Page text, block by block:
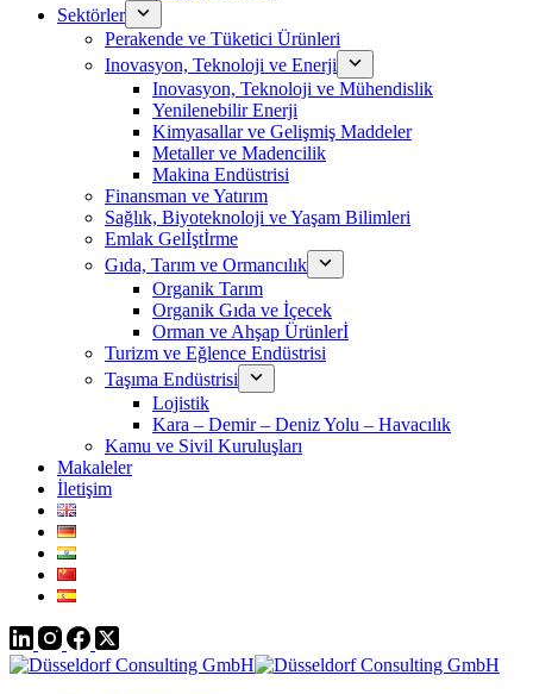
Sektörler
Perakende ve Tüketici Ürünleri
Inovasyon, Teknoloji ve Enerji
Inovasyon, Teknoloji ve Mühendislik
Yenilenebilir Enerji
Kimyasallar ve Gelişmiş Maddeler
Metaller ve Madencilik
Makina Endüstrisi
Finansman ve Yatırım
Sağlık, Biyoteknoloji ve Yaşam Bilimleri
Emlak Gelİştİrme
Gıda, Tarım ve Ormancılık
Organik Tarım
Organik Gıda ve İçecek
Orman ve Ahşap Ürünlerİ
Turizm ve Eğlence Endüstrisi
Taşıma Endüstrisi
Lojistik
Kara – Demir – Deniz Yolu – Havacılık
Kamu ve Sivil Kuruluşları
Makaleler
İletişim